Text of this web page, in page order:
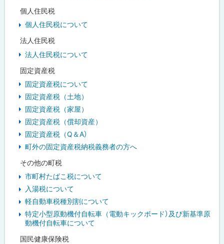
個人住民税
個人住民税について
法人住民税
法人住民税について
固定資産税
固定資産税について
固定資産税（土地）
固定資産税（家屋）
固定資産税（償却資産）
固定資産税（Q＆A）
町外の固定資産税納税義務者の方へ
その他の町税
市町村たばこ税について
入湯税について
軽自動車税種別割について
特定小型原動機付自転車（電動キックボード）及び新基準原
動機付自転車について
国民健康保険税